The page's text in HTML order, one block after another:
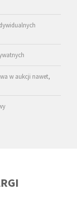
w aukcji nawet,